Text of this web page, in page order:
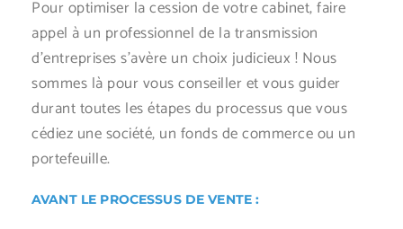
Pour optimiser la cession de votre cabinet, faire
appel à un professionnel de la transmission
d’entreprises s’avère un choix judicieux ! Nous
sommes là pour vous conseiller et vous guider
durant toutes les étapes du processus que vous
cédiez une société, un fonds de commerce ou un
portefeuille.
AVANT LE PROCESSUS DE VENTE :